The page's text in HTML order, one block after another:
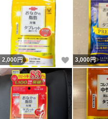
2,000 円 いいね！
3,000円